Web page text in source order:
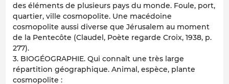
des éléments de plusieurs pays du monde. Foule, port,
quartier, ville cosmopolite. Une macédoine
cosmopolite aussi diverse que Jérusalem au moment
de la Pentecôte (Claudel, Poète regarde Croix, 1938, p.
277).
3. BIOGÉOGRAPHIE. Qui connaît une très large
répartition géographique. Animal, espèce, plante
cosmopolite :